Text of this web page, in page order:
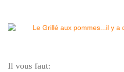
Il vous faut: